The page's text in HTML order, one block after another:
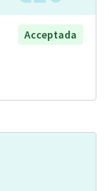
Acceptada